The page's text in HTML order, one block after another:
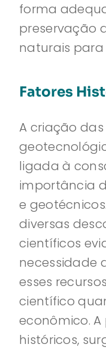
forma
preservação
naturais para
Fatores
A criação das
ligada à
importância
e
diversas
científicos
necessidade
esses
científico
econômico.
históricos,